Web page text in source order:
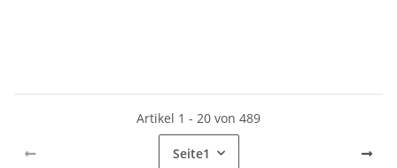
Artikel 1 - 20 von 489
Seite1